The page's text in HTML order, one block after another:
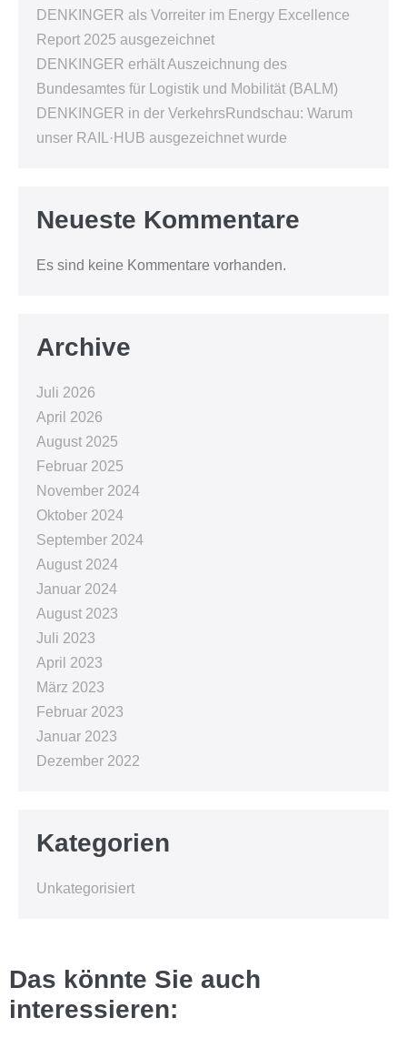
DENKINGER als Vorreiter im Energy Excellence
Report 2025 ausgezeichnet
DENKINGER erhält Auszeichnung des
Bundesamtes für Logistik und Mobilität (BALM)
DENKINGER in der VerkehrsRundschau: Warum
unser RAIL·HUB ausgezeichnet wurde
Neueste Kommentare
Es sind keine Kommentare vorhanden.
Archive
Juli 2026
April 2026
August 2025
Februar 2025
November 2024
Oktober 2024
September 2024
August 2024
Januar 2024
August 2023
Juli 2023
April 2023
März 2023
Februar 2023
Januar 2023
Dezember 2022
Kategorien
Unkategorisiert
Das könnte Sie auch
interessieren: